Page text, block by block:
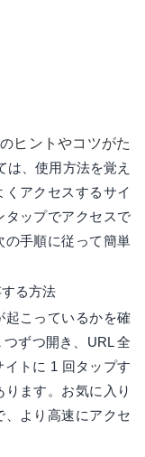
ヒントやコツがた
は、使用方法を覚え
アクセスするサイ
タップでアクセスで
の手順に従って簡単
る方法
起こっているかを確
ずつ開き、URL 全
トに 1 回タップす
ます。お気に入り
より高速にアクセ